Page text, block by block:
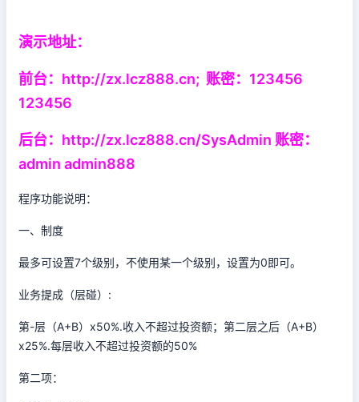
演示地址：
前台：http://zx.lcz888.cn; 账密：123456
123456
后台：http://zx.lcz888.cn/SysAdmin 账密：
admin admin888
程序功能说明：
一、制度
最多可设置7个级别，不使用某一个级别，设置为0即可。
业务提成（层碰）:
第-层（A+B）x50%.收入不超过投资额；第二层之后（A+B）
x25%.每层收入不超过投资额的50%
第二项：